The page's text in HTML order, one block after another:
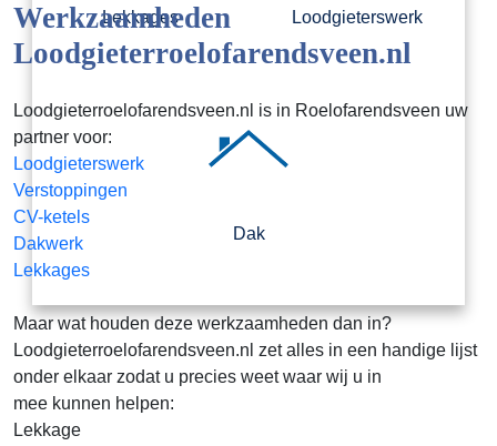
Lekkages Loodgieterswerk
Dak
Werkzaamheden
Loodgieterroelofarendsveen.nl
Loodgieterroelofarendsveen.nl is in Roelofarendsveen uw
partner voor:
Loodgieterswerk
Verstoppingen
CV-ketels
Dakwerk
Lekkages
Maar wat houden deze werkzaamheden dan in?
Loodgieterroelofarendsveen.nl zet alles in een handige lijst
onder elkaar zodat u precies weet waar wij u in
mee kunnen helpen:
Lekkage